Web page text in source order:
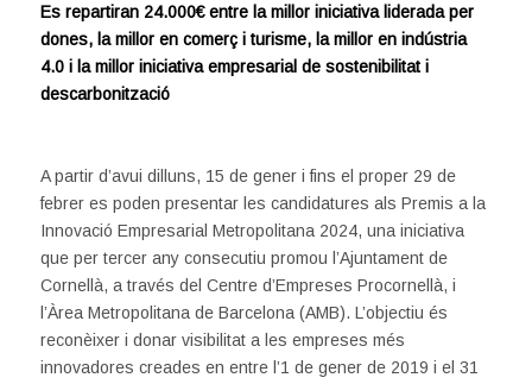
Es repartiran 24.000€ entre la millor iniciativa liderada per
dones, la millor en comerç i turisme, la millor en indústria
4.0 i la millor iniciativa empresarial de sostenibilitat i
descarbonització
A partir d’avui dilluns, 15 de gener i fins el proper 29 de
febrer es poden presentar les candidatures als Premis a la
Innovació Empresarial Metropolitana 2024, una iniciativa
que per tercer any consecutiu promou l’Ajuntament de
Cornellà, a través del Centre d’Empreses Procornellà, i
l’Àrea Metropolitana de Barcelona (AMB). L’objectiu és
reconèixer i donar visibilitat a les empreses més
innovadores creades en entre l’1 de gener de 2019 i el 31